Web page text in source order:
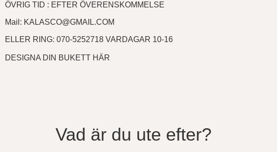
ÖVRIG TID : EFTER ÖVERENSKOMMELSE
Mail: KALASCO@GMAIL.COM
ELLER RING: 070-5252718 VARDAGAR 10-16
DESIGNA DIN BUKETT HÄR
Vad är du ute efter?